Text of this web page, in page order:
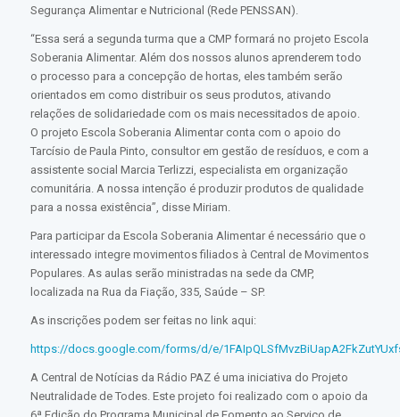
Segurança Alimentar e Nutricional (Rede PENSSAN).
“Essa será a segunda turma que a CMP formará no projeto Escola
Soberania Alimentar. Além dos nossos alunos aprenderem todo
o processo para a concepção de hortas, eles também serão
orientados em como distribuir os seus produtos, ativando
relações de solidariedade com os mais necessitados de apoio.
O projeto Escola Soberania Alimentar conta com o apoio do
Tarcísio de Paula Pinto, consultor em gestão de resíduos, e com a
assistente social Marcia Terlizzi, especialista em organização
comunitária. A nossa intenção é produzir produtos de qualidade
para a nossa existência”, disse Miriam.
Para participar da Escola Soberania Alimentar é necessário que o
interessado integre movimentos filiados à Central de Movimentos
Populares. As aulas serão ministradas na sede da CMP,
localizada na Rua da Fiação, 335, Saúde – SP.
As inscrições podem ser feitas no link aqui:
https://docs.google.com/forms/d/e/
A Central de Notícias da Rádio PAZ é uma iniciativa do Projeto
Neutralidade de Todes. Este projeto foi realizado com o apoio da